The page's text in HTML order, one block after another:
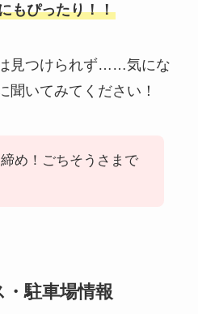
もぴったり！！
見つけられず……気にな
聞いてみてください！
め！ごちそうさまで
駐車場情報